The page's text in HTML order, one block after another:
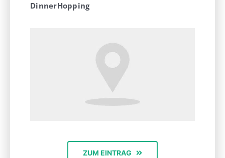
DinnerHopping
ZUM EINTRAG